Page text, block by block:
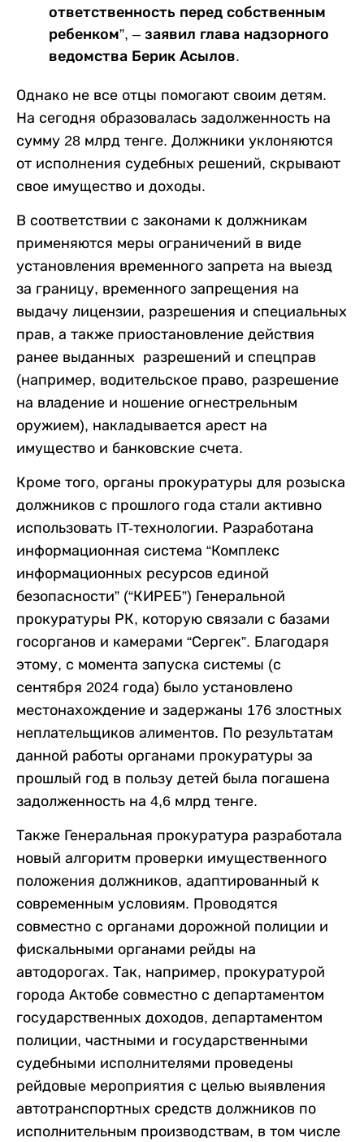
ответственность перед собственным
ребенком”, – заявил глава надзорного
ведомства Берик Асылов.
Однако не все отцы помогают своим детям.
На сегодня образовалась задолженность на
сумму 28 млрд тенге. Должники уклоняются
от исполнения судебных решений, скрывают
свое имущество и доходы.
В соответствии с законами к должникам
применяются меры ограничений в виде
установления временного запрета на выезд
за границу, временного запрещения на
выдачу лицензии, разрешения и специальных
прав, а также приостановление действия
ранее выданных разрешений и спецправ
(например, водительское право, разрешение
на владение и ношение огнестрельным
оружием), накладывается арест на
имущество и банковские счета.
Кроме того, органы прокуратуры для розыска
должников с прошлого года стали активно
использовать IT-технологии. Разработана
информационная система “Комплекс
информационных ресурсов единой
безопасности” (“КИРЕБ”) Генеральной
прокуратуры РК, которую связали с базами
госорганов и камерами “Сергек”. Благодаря
этому, с момента запуска системы (с
сентября 2024 года) было установлено
местонахождение и задержаны 176 злостных
неплательщиков алиментов. По результатам
данной работы органами прокуратуры за
прошлый год в пользу детей была погашена
задолженность на 4,6 млрд тенге.
Также Генеральная прокуратура разработала
новый алгоритм проверки имущественного
положения должников, адаптированный к
современным условиям. Проводятся
совместно с органами дорожной полиции и
фискальными органами рейды на
автодорогах. Так, например, прокуратурой
города Актобе совместно с департаментом
государственных доходов, департаментом
полиции, частными и государственными
судебными исполнителями проведены
рейдовые мероприятия с целью выявления
автотранспортных средств должников по
исполнительным производствам, в том числе